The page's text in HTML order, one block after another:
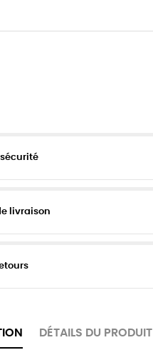
livraison
DÉTAILS DU PRODUIT